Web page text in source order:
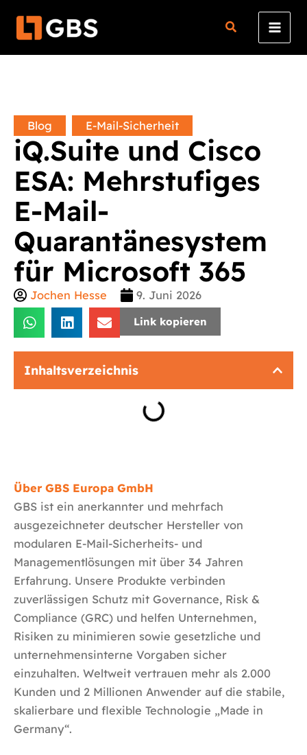
Inhalt
Blog E-Mail-Sicherheit
iQ.Suite und Cisco
ESA: Mehrstufiges
E-Mail-
Quarantänesystem
für Microsoft 365
Jochen Hesse 9. Juni 2026
Link kopieren
Inhaltsverzeichnis
Über GBS Europa GmbH
GBS ist ein anerkannter und mehrfach
ausgezeichneter deutscher Hersteller von
modularen E-Mail-Sicherheits- und
Managementlösungen mit über 34 Jahren
Erfahrung. Unsere Produkte verbinden
zuverlässigen Schutz mit Governance, Risk &
Compliance (GRC) und helfen Unternehmen,
Risiken zu minimieren sowie gesetzliche und
unternehmensinterne Vorgaben sicher
einzuhalten. Weltweit vertrauen mehr als 2.000
Kunden und 2 Millionen Anwender auf die stabile,
skalierbare und flexible Technologie „Made in
Germany“.